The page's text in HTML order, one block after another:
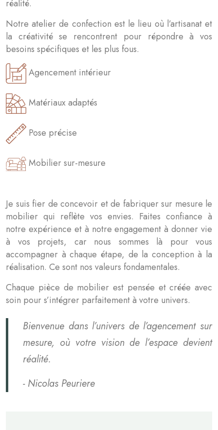
réalité.
Notre atelier de confection est le lieu où l’artisanat et
la créativité se rencontrent pour répondre à vos
besoins spécifiques et les plus fous.
Agencement intérieur
Matériaux adaptés
Pose précise
Mobilier sur-mesure
Je suis fier de concevoir et de fabriquer sur mesure le
mobilier qui reflète vos envies. Faites confiance à
notre expérience et à notre engagement à donner vie
à vos projets, car nous sommes là pour vous
accompagner à chaque étape, de la conception à la
réalisation. Ce sont nos valeurs fondamentales.
Chaque pièce de mobilier est pensée et créée avec
soin pour s’intégrer parfaitement à votre univers.
Bienvenue dans l’univers de l’agencement sur
mesure, où votre vision de l’espace devient
réalité.
-Nicolas Peuriere